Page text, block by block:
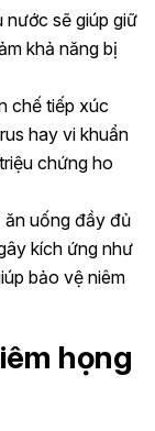
nước sẽ giúp giữ
khả năng bị
chế tiếp xúc
hay vi khuẩn
chứng ho
ăn uống đầy đủ
kích ứng như
bảo vệ niêm
họng